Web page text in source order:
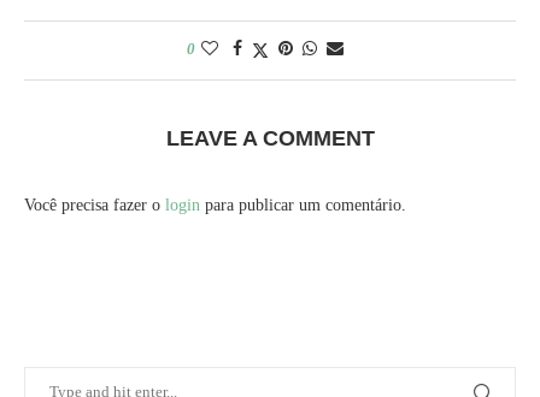
0
LEAVE A COMMENT
Você precisa fazer o login para publicar um comentário.